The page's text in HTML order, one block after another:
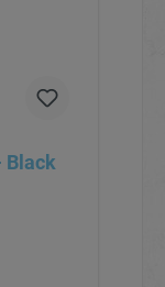
Black